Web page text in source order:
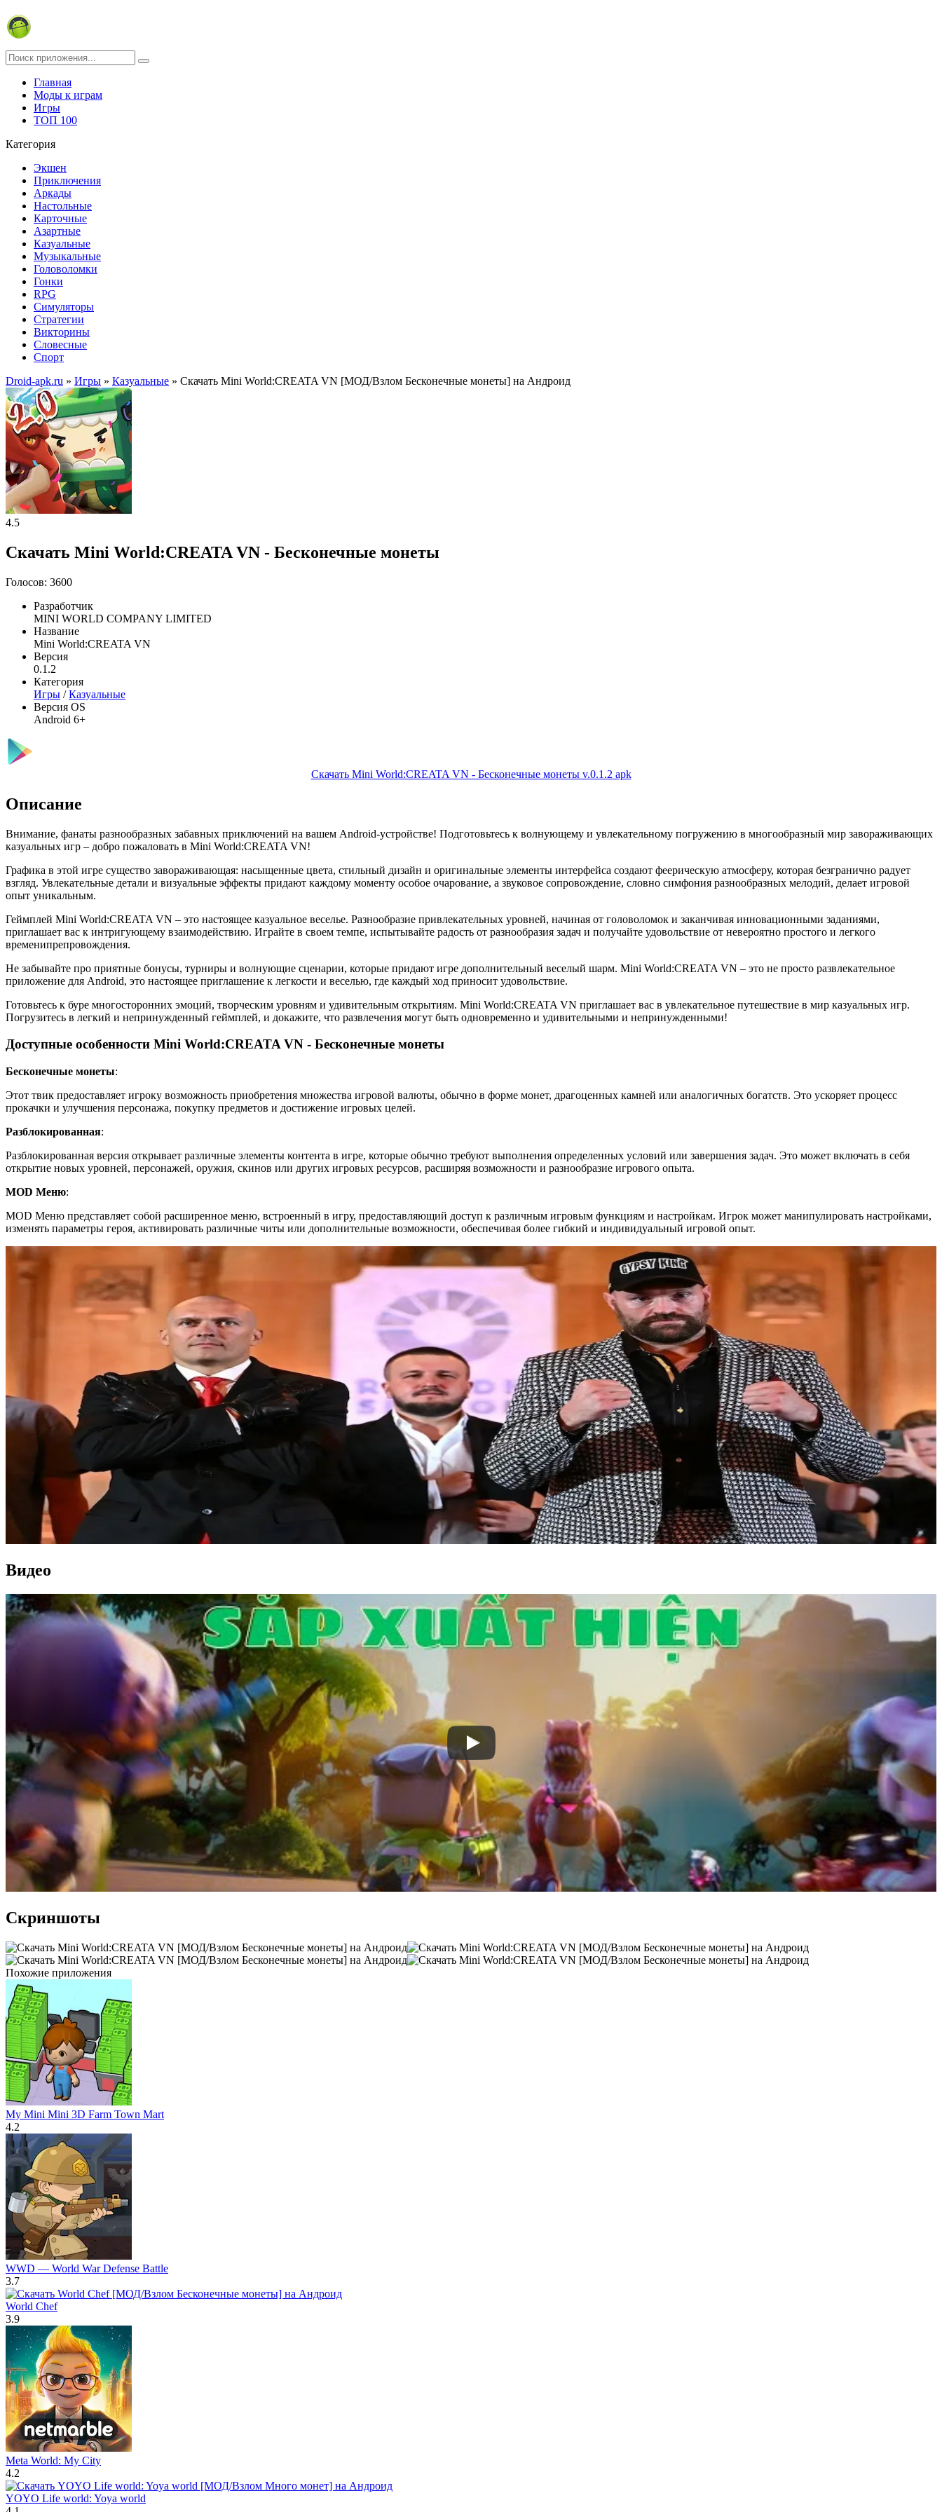
Главная
Моды к играм
Игры
ТОП 100
Категория
Экшен
Приключения
Аркады
Настольные
Карточные
Азартные
Казуальные
Музыкальные
Головоломки
Гонки
RPG
Симуляторы
Стратегии
Викторины
Словесные
Спорт
Droid-apk.ru » Игры » Казуальные » Скачать Mini World:CREATA VN [МОД/Взлом Бесконечные монеты] на Андроид
4.5
Скачать Mini World:CREATA VN - Бесконечные монеты
Голосов: 3600
Разработчик
MINI WORLD COMPANY LIMITED
Название
Mini World:CREATA VN
Версия
0.1.2
Категория
Игры /Казуальные
Версия OS
Android 6+
Скачать Mini World:CREATA VN - Бесконечные монеты v.0.1.2 apk
Описание
Внимание, фанаты разнообразных забавных приключений на вашем Android-устройстве! Подготовьтесь к волнующему и увлекательному погружению в многообразный мир завораживающих
казуальных игр – добро пожаловать в Mini World:CREATA VN!
Графика в этой игре существо завораживающая: насыщенные цвета, стильный дизайн и оригинальные элементы интерфейса создают феерическую атмосферу, которая безгранично радует
взгляд. Увлекательные детали и визуальные эффекты придают каждому моменту особое очарование, а звуковое сопровождение, словно симфония разнообразных мелодий, делает игровой
опыт уникальным.
Геймплей Mini World:CREATA VN – это настоящее казуальное веселье. Разнообразие привлекательных уровней, начиная от головоломок и заканчивая инновационными заданиями,
приглашает вас к интригующему взаимодействию. Играйте в своем темпе, испытывайте радость от разнообразия задач и получайте удовольствие от невероятно простого и легкого
временипрепровождения.
Не забывайте про приятные бонусы, турниры и волнующие сценарии, которые придают игре дополнительный веселый шарм. Mini World:CREATA VN – это не просто развлекательное
приложение для Android, это настоящее приглашение к легкости и веселью, где каждый ход приносит удовольствие.
Готовьтесь к буре многосторонних эмоций, творческим уровням и удивительным открытиям. Mini World:CREATA VN приглашает вас в увлекательное путешествие в мир казуальных игр.
Погрузитесь в легкий и непринужденный геймплей, и докажите, что развлечения могут быть одновременно и удивительными и непринужденными!
Доступные особенности Mini World:CREATA VN - Бесконечные монеты
Бесконечные монеты:
Этот твик предоставляет игроку возможность приобретения множества игровой валюты, обычно в форме монет, драгоценных камней или аналогичных богатств. Это ускоряет процесс
прокачки и улучшения персонажа, покупку предметов и достижение игровых целей.
Разблокированная:
Разблокированная версия открывает различные элементы контента в игре, которые обычно требуют выполнения определенных условий или завершения задач. Это может включать в себя
открытие новых уровней, персонажей, оружия, скинов или других игровых ресурсов, расширяя возможности и разнообразие игрового опыта.
MOD Меню:
MOD Меню представляет собой расширенное меню, встроенный в игру, предоставляющий доступ к различным игровым функциям и настройкам. Игрок может манипулировать настройками,
изменять параметры героя, активировать различные читы или дополнительные возможности, обеспечивая более гибкий и индивидуальный игровой опыт.
Видео
Скриншоты
Похожие приложения
My Mini Mini 3D Farm Town Mart
4.2
WWD — World War Defense Battle
3.7
World Chef
3.9
Meta World: My City
4.2
YOYO Life world: Yoya world